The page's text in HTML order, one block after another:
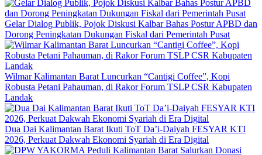
Gelar Dialog Publik, Pojok Diskusi Kalbar Bahas Postur APBD dan
Dorong Peningkatan Dukungan Fiskal dari Pemerintah Pusat
Wilmar Kalimantan Barat Luncurkan “Cantigi Coffee”, Kopi
Robusta Petani Pahauman, di Rakor Forum TSLP CSR Kabupaten
Landak
Dua Dai Kalimantan Barat Ikuti ToT Da’i-Daiyah FESYAR KTI
2026, Perkuat Dakwah Ekonomi Syariah di Era Digital